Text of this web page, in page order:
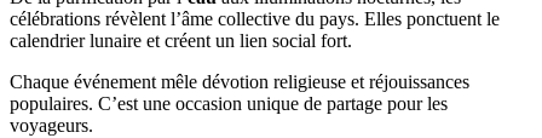
célébrations révèlent l’âme collective du pays. Elles ponctuent le
calendrier lunaire et créent un lien social fort.
Chaque événement mêle dévotion religieuse et réjouissances
populaires. C’est une occasion unique de partage pour les
voyageurs.